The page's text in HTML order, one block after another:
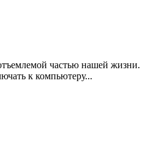
частью нашей жизни.
к компьютеру...